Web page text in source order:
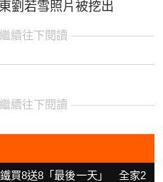
劉若雪照片被挖出
續往下閱讀
續往下閱讀
買8送8「最後一天」 全家2